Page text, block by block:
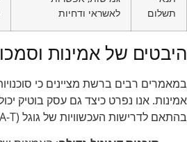
תשלום
לאשראי ודחיות
היבטים של אמינות
במאמרים רבים ברשת מציינים כי
אמינות. אנו נפרט כיצד גם עסק בוטיק
בהתאם לדרישות העכשוויות של גוגל (E-A-T).